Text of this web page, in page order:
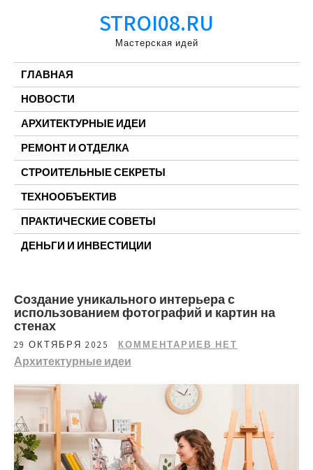
STROI08.RU
Мастерская идей
ГЛАВНАЯ
НОВОСТИ
АРХИТЕКТУРНЫЕ ИДЕИ
РЕМОНТ И ОТДЕЛКА
СТРОИТЕЛЬНЫЕ СЕКРЕТЫ
ТЕХНООБЪЕКТИВ
ПРАКТИЧЕСКИЕ СОВЕТЫ
ДЕНЬГИ И ИНВЕСТИЦИИ
Создание уникального интерьера с
использованием фотографий и картин на
стенах
29 ОКТЯБРЯ 2025 КОММЕНТАРИЕВ НЕТ
Архитектурные идеи